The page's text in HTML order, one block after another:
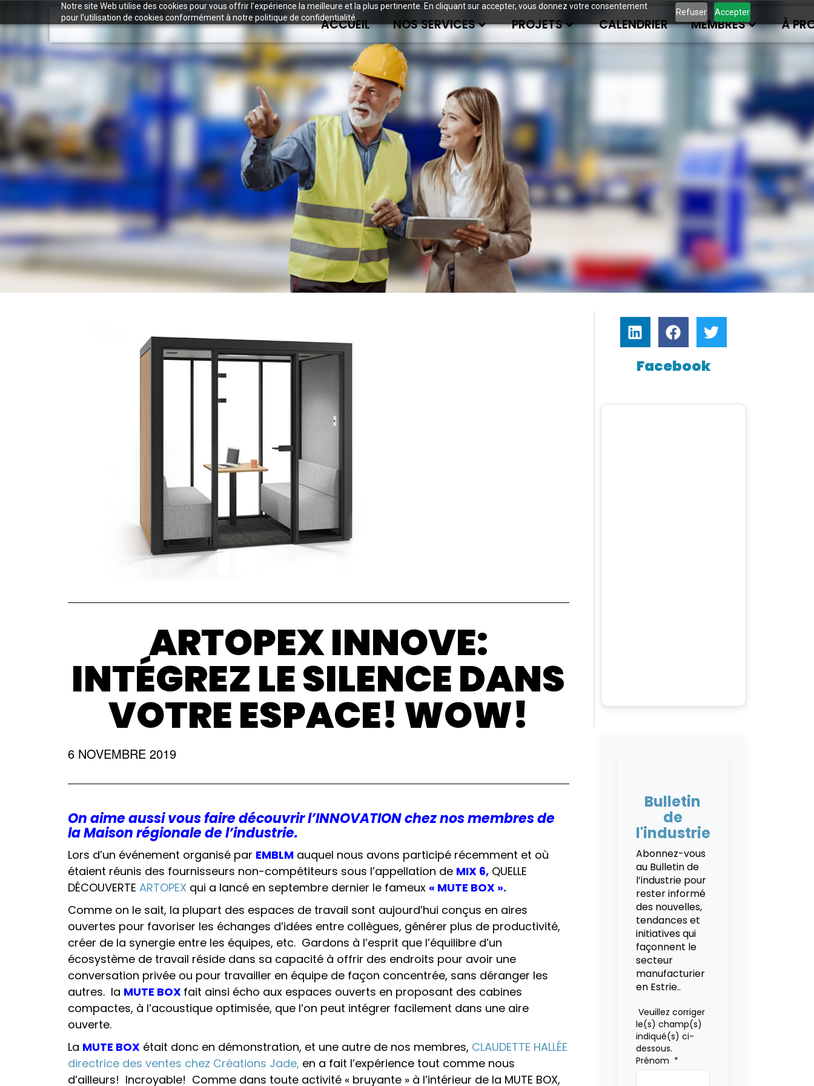
Notre site Web utilise des cookies pour vous offrir l’expérience la meilleure et la plus pertinente. En cliquant sur accepter, vous donnez votre consentement
pour l’utilisation de cookies conformément à notre politique de confidentialité.
Refuser Accepter
ACCUEIL NOS SERVICES PROJETS CALENDRIER MEMBRES À
ARTOPEX INNOVE:
INTÉGREZ LE SILENCE DANS
VOTRE ESPACE! WOW!
6 NOVEMBRE 2019
On aime aussi vous faire découvrir l’INNOVATION chez nos membres de
la Maison régionale de l’industrie.
Lors d’un événement organisé par EMBLM auquel nous avons participé récemment et où
étaient réunis des fournisseurs non-compétiteurs sous l’appellation de MIX 6, QUELLE
DÉCOUVERTE ARTOPEX qui a lancé en septembre dernier le fameux « MUTE BOX ».
Comme on le sait, la plupart des espaces de travail sont aujourd’hui conçus en aires
ouvertes pour favoriser les échanges d’idées entre collègues, générer plus de productivité,
créer de la synergie entre les équipes, etc. Gardons à l’esprit que l’équilibre d’un
écosystème de travail réside dans sa capacité à offrir des endroits pour avoir une
conversation privée ou pour travailler en équipe de façon concentrée, sans déranger les
autres. la MUTE BOX fait ainsi écho aux espaces ouverts en proposant des cabines
compactes, à l’acoustique optimisée, que l’on peut intégrer facilement dans une aire
ouverte.
La MUTE BOX était donc en démonstration, et une autre de nos membres, CLAUDETTE HALLÉE
directrice des ventes chez Créations Jade, en a fait l’expérience tout comme nous
d’ailleurs! Incroyable! Comme dans toute activité « bruyante » à l’intérieur de la MUTE BOX,
Facebook
Bulletin
de
l'industrie
Abonnez-vous
au Bulletin de
l’industrie pour
rester informé
des nouvelles,
tendances et
initiatives qui
façonnent le
secteur
manufacturier
en Estrie..
Veuillez corriger
le(s) champ(s)
indiqué(s) ci-
dessous.
Prénom *